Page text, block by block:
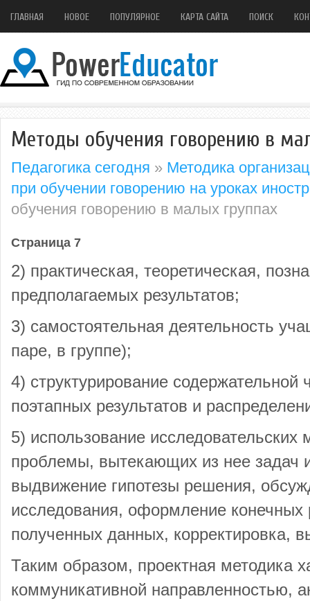
ГЛАВНАЯ НОВОЕ ПОПУЛЯРНОЕ КАРТА САЙТА ПОИСК
Методы обучения говорению в
Педагогика сегодня » Методика
при обучении говорению на уроках
обучения говорению в малых группах
Страница 7
2) практическая, теоретическая,
предполагаемых результатов;
3) самостоятельная деятельность
паре, в группе);
4) структурирование содержательной
поэтапных результатов и
5) использование исследовательских
проблемы, вытекающих из нее задач
выдвижение гипотезы решения,
исследования, оформление конечных
полученных данных, корректировка,
Таким образом, проектная методика
коммуникативной направленностью,